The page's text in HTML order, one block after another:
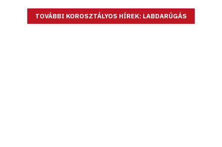
TOVÁBBI KOROSZTÁLYOS HÍREK: LABDARÚGÁS